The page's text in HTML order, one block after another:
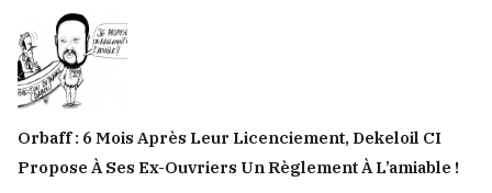
Orbaff : 6 Mois Après Leur Licenciement, Dekeloil CI
Propose À Ses Ex-Ouvriers Un Règlement À L’amiable !